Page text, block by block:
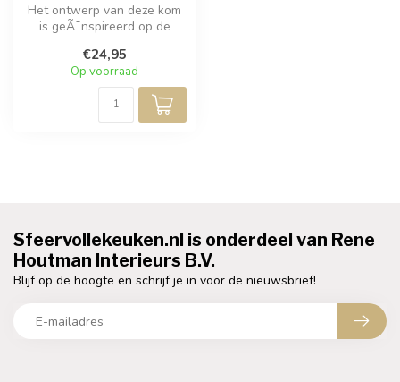
Het ontwerp van deze kom
is geÃ¯nspireerd op de
"konin...
€24,95
Op voorraad
Sfeervollekeuken.nl is onderdeel van Rene
Houtman Interieurs B.V.
Blijf op de hoogte en schrijf je in voor de nieuwsbrief!